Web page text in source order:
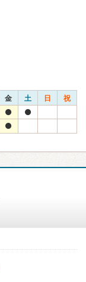
金 土 日 祝